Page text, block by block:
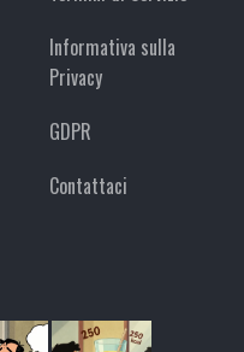
Informativa sulla
Privacy
GDPR
Contattaci